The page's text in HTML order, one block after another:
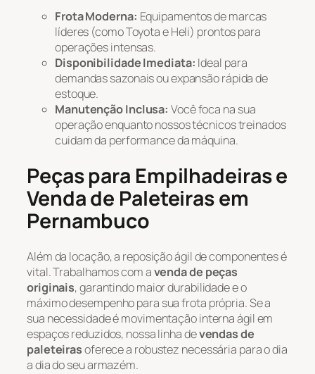
Frota Moderna: Equipamentos de marcas
líderes (como Toyota e Heli) prontos para
operações intensas.
Disponibilidade Imediata: Ideal para
demandas sazonais ou expansão rápida de
estoque.
Manutenção Inclusa: Você foca na sua
operação enquanto nossos técnicos treinados
cuidam da performance da máquina.
Peças para Empilhadeiras e
Venda de Paleteiras em
Pernambuco
Além da locação, a reposição ágil de componentes é
vital. Trabalhamos com avenda de peças
originais, garantindo maior durabilidade e o
máximo desempenho para sua frota própria. Se a
sua necessidade é movimentação interna ágil em
espaços reduzidos, nossa linha devendas de
paleteirasoferece a robustez necessária para o dia
a dia do seu armazém.